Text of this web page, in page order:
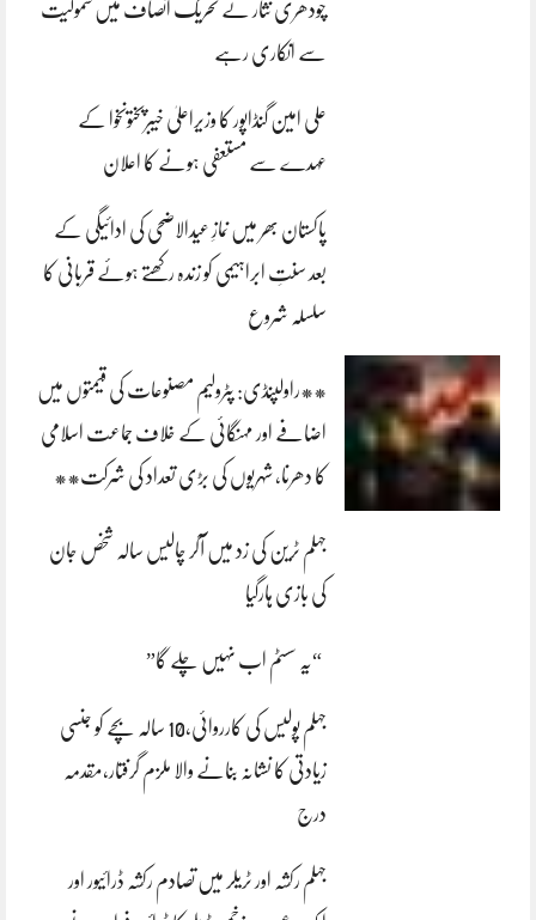
چودھری نثار نے تحریک انصاف میں شمولیت
سے انکاری رہے
علی امین گنڈاپور کا وزیراعلیٰ خیبرپختونخوا کے
عہدے سے مستعفی ہونے کا اعلان
پاکستان بھر میں نمازِ عیدالاضحی کی ادائیگی کے
بعد سنتِ ابراہیمی کو زندہ رکھتے ہوئے قربانی کا
سلسلہ شروع
**راولپنڈی: پٹرولیم مصنوعات کی قیمتوں میں
اضافے اور مہنگائی کے خلاف جماعت اسلامی
کا دھرنا، شہریوں کی بڑی تعداد کی شرکت**
جہلم ٹرین کی زد میں آکر چالیس سالہ شخص جان
کی بازی ہارگیا
“یہ سسٹم اب نہیں چلے گا”
جہلم پولیس کی کارروائی،10 سالہ بچے کو جنسی
زیادتی کا نشانہ بنانے والا ملزم گرفتار،مقدمہ
درج
جہلم رکشہ اور ٹریلر میں تصادم رکشہ ڈرائیور اور